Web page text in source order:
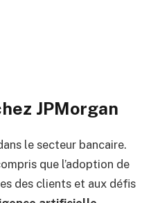
JPMorgan
le secteur bancaire.
que l’adoption de
des clients et aux défis